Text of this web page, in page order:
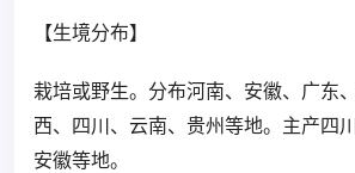
【生境分布】
栽培或野生。分布河南、安徽、广东
西、四川、云南、贵州等地。主产四
安徽等地。